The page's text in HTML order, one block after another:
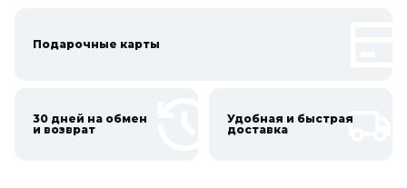
Подарочные карты
30 дней на обмен
и возврат
Удобная и быстрая
доставка